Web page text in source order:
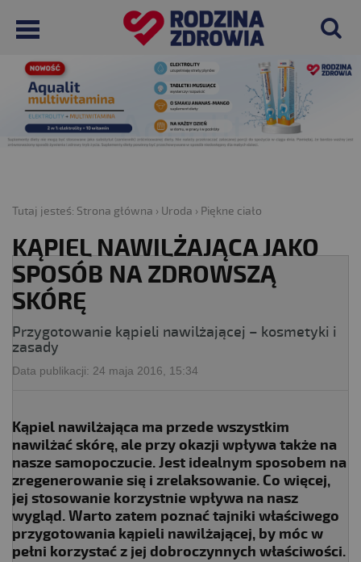
Tutaj jesteś: Strona główna › Uroda › Piękne ciało
KĄPIEL NAWILŻAJĄCA JAKO
SPOSÓB NA ZDROWSZĄ
SKÓRĘ
Przygotowanie kąpieli nawilżającej – kosmetyki i
zasady
Data publikacji: 24 maja 2016, 15:34
Kąpiel nawilżająca ma przede wszystkim
nawilżać skórę, ale przy okazji wpływa także na
nasze samopoczucie. Jest idealnym sposobem na
zregenerowanie się i zrelaksowanie. Co więcej,
jej stosowanie korzystnie wpływa na nasz
wygląd. Warto zatem poznać tajniki właściwego
przygotowania kąpieli nawilżającej, by móc w
pełni korzystać z jej dobroczynnych właściwości.